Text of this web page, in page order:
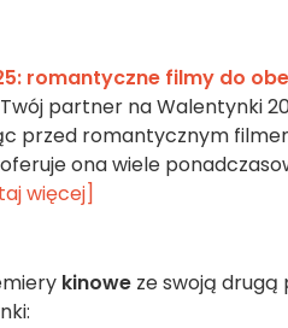
romantyczne filmy do
partner na Walentynki
przed romantycznym
ona wiele
więcej]
kinowe ze swoją drugą